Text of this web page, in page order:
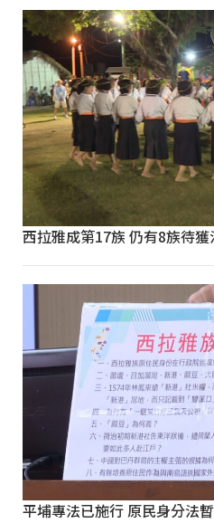
西拉雅成第17族 仍有8族待
平埔專法已施行 原民身分法